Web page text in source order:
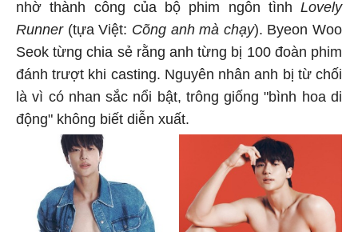
nhờ thành công của bộ phim ngôn tình Lovely
Runner(tựa Việt: Cõng anh mà chạy). Byeon Woo
Seok từng chia sẻ rằng anh từng bị 100 đoàn phim
đánh trượt khi casting. Nguyên nhân anh bị từ chối
là vì có nhan sắc nổi bật, trông giống "bình hoa di
động" không biết diễn xuất.